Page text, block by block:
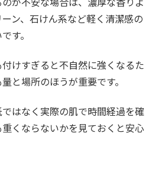
ン、石けん系など軽く清潔感の
す。
けすぎると不自然に強くなるた
と場所のほうが重要です。
はなく実際の肌で時間経過を確
くならないかを見ておくと安心